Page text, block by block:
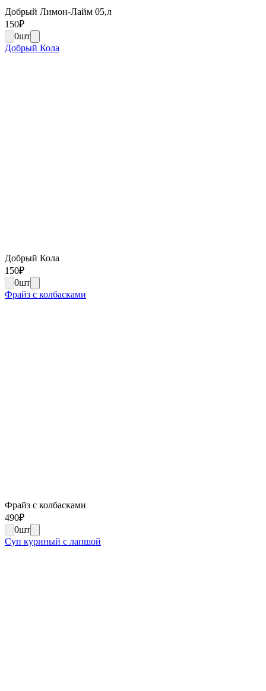
Добрый Лимон-Лайм 05,л
150₽
0шт
Добрый Кола
Добрый Кола
150₽
0шт
Фрайз с колбасками
Фрайз с колбасками
490₽
0шт
Суп куриный с лапшой